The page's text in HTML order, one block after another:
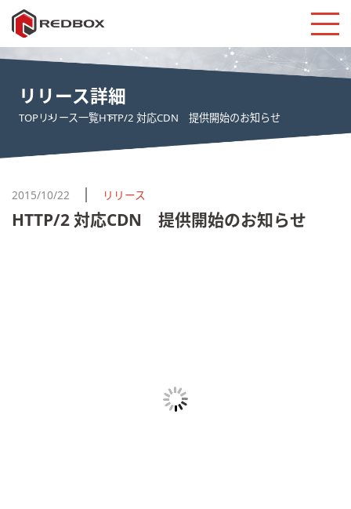
リリース詳細
TOPリリース一覧HTTP/2 対応CDN 提供開始のお知らせ
2015/10/22 リリース
HTTP/2 対応CDN 提供開始のお知らせ